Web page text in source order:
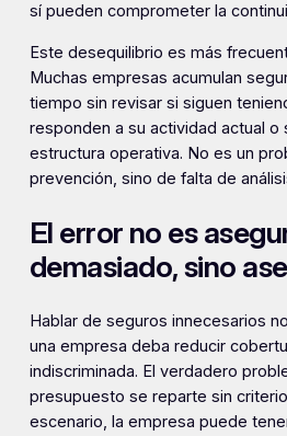
sí pueden comprometer la
Este desequilibrio es más
Muchas empresas acumulan
tiempo sin revisar si siguen
responden a su actividad actual o
estructura operativa. No es un
prevención, sino de falta de
El error no es
demasiado, sino
Hablar de seguros innecesarios
una empresa deba reducir
indiscriminada. El verdadero
presupuesto se reparte sin
escenario, la empresa puede